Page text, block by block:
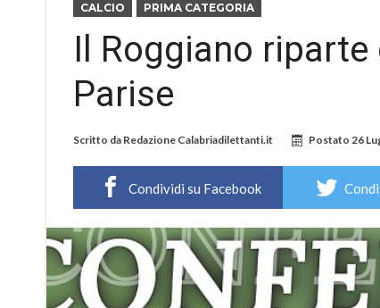
CALCIO PRIMA CATEGORIA
Il Roggiano
Parise
Scritto da Redazione Calabriadilettanti.it Postato 26
Condividi su Facebook